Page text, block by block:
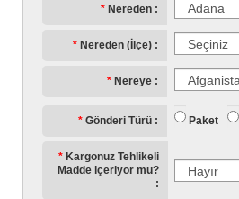
Nereden
Nereden (İlçe)
Nereye
Gönderi Türü Paket
Kargonuz Tehlikeli
Madde içeriyor mu?